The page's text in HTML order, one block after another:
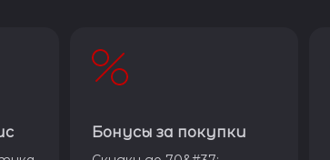
Бонусы за покупки